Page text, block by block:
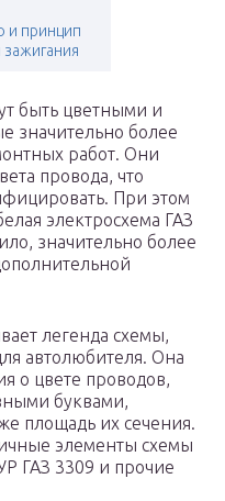
и принцип
быть цветными и
значительно более
работ. Они
провода, что
При этом
электросхема ГАЗ
значительно более
легенда схемы,
автолюбителя. Она
о цвете проводов,
буквами,
площадь их сечения.
элементы схемы
ГАЗ 3309 и прочие